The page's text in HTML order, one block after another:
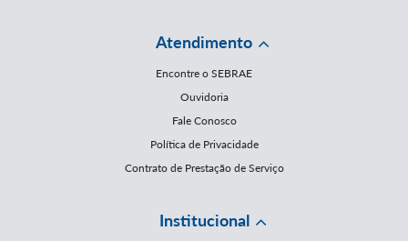
Atendimento
Encontre o SEBRAE
Ouvidoria
Fale Conosco
Política de Privacidade
Contrato de Prestação de Serviço
Institucional